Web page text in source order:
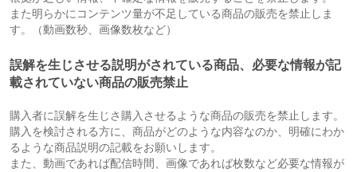
また明らかにコンテンツ量が不足している商品の販売を禁止しま
す。（動画数秒、画像数枚など）
誤解を生じさせる説明がされている商品、必要な情報が記
載されていない商品の販売禁止
購入者に誤解を生じさ購入させるような商品の販売を禁止します。
購入を検討される方に、商品がどのような内容なのか、明確にわか
るような商品説明の記載をお願いします。
また、動画であれば配信時間、画像であれば枚数など必要な情報が